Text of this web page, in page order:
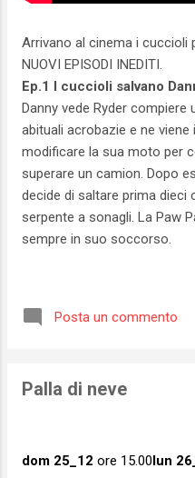
Arrivano al cinema i cuccioli
NUOVI EPISODI INEDITI.
Ep.1 I cuccioli salvano
Danny vede Ryder
abituali acrobazie e ne
modificare la sua moto per
superare un camion. Dopo
decide di saltare prima dieci
serpente a sonagli. La Paw
sempre in suo soccorso.
Posta un commento
Palla di neve
dom 25_12 ore 15.00lun